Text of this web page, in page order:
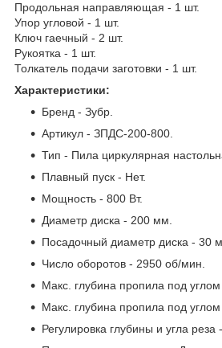
Продольная направляющая - 1 шт.
Упор угловой - 1 шт.
Ключ гаечный - 2 шт.
Рукоятка - 1 шт.
Толкатель подачи заготовки - 1 шт.
Характеристики:
Бренд - Зубр.
Артикул - ЗПДС-200-800.
Тип - Пила циркулярная
Плавный пуск - Нет.
Мощность - 800 Вт.
Диаметр диска - 200 мм.
Посадочный диаметр диска - 30
Число оборотов - 2950 об/мин.
Макс. глубина пропила под
Макс. глубина пропила под
Регулировка глубины и угла реза